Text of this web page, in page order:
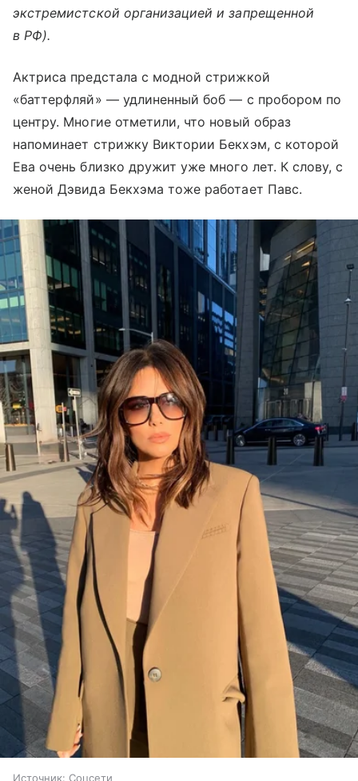
экстремистской организацией и запрещенной
в РФ).
Актриса предстала с модной стрижкой
«баттерфляй» — удлиненный боб — с пробором по
центру. Многие отметили, что новый образ
напоминает стрижку Виктории Бекхэм, с которой
Ева очень близко дружит уже много лет. К слову, с
женой Дэвида Бекхэма тоже работает Павс.
Источник: Соцсети